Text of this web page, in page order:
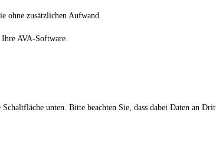
ohne zusätzlichen Aufwand.
AVA-Software.
unten. Bitte beachten Sie, dass dabei Daten an